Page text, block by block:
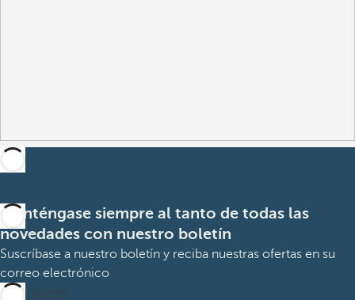
Manténgase siempre al tanto de todas las
novedades con nuestro boletín
Suscríbase a nuestro boletín y reciba nuestras ofertas en su
correo electrónico
Suscribirme